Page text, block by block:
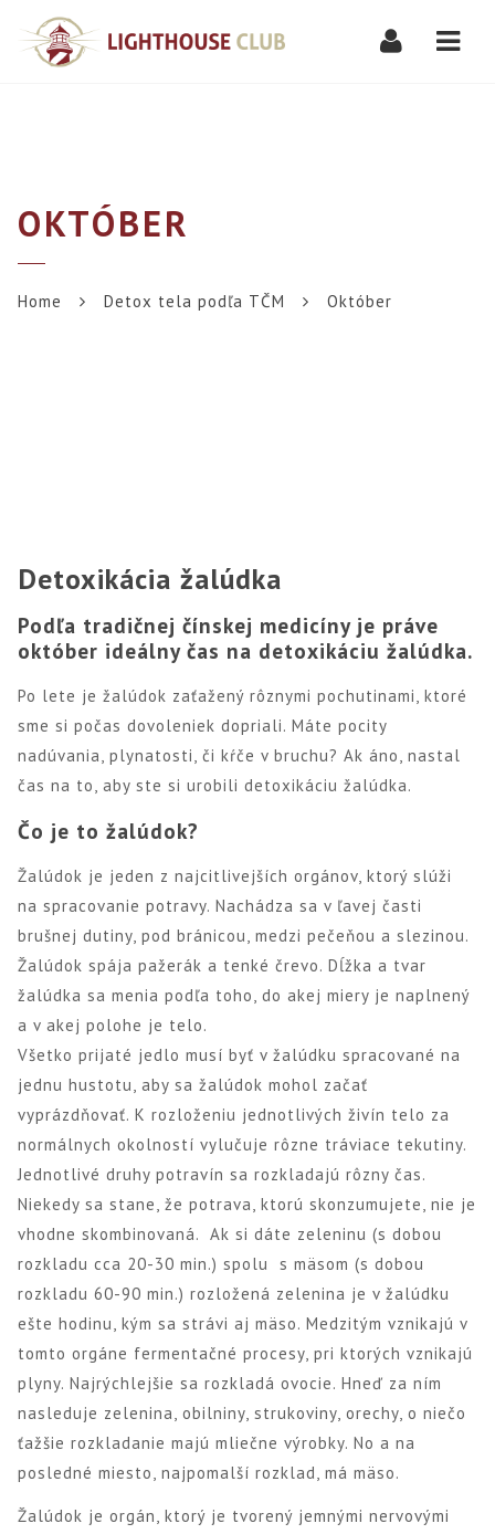
OKTÓBER
Home Detox tela podľa TČM Október
Detoxikácia žalúdka
Podľa tradičnej čínskej medicíny je práve
október ideálny čas na detoxikáciu žalúdka.
Po lete je žalúdok zaťažený rôznymi pochutinami, ktoré
sme si počas dovoleniek dopriali. Máte pocity
nadúvania, plynatosti, či kŕče v bruchu? Ak áno, nastal
čas na to, aby ste si urobili detoxikáciu žalúdka.
Čo je to žalúdok?
Žalúdok je jeden z najcitlivejších orgánov, ktorý slúži
na spracovanie potravy. Nachádza sa v ľavej časti
brušnej dutiny, pod bránicou, medzi pečeňou a slezinou.
Žalúdok spája pažerák a tenké črevo. Dĺžka a tvar
žalúdka sa menia podľa toho, do akej miery je naplnený
a v akej polohe je telo.
Všetko prijaté jedlo musí byť v žalúdku spracované na
jednu hustotu, aby sa žalúdok mohol začať
vyprázdňovať. K rozloženiu jednotlivých živín telo za
normálnych okolností vylučuje rôzne tráviace tekutiny.
Jednotlivé druhy potravín sa rozkladajú rôzny čas.
Niekedy sa stane, že potrava, ktorú skonzumujete, nie je
vhodne skombinovaná. Ak si dáte zeleninu (s dobou
rozkladu cca 20-30 min.) spolu s mäsom (s dobou
rozkladu 60-90 min.) rozložená zelenina je v žalúdku
ešte hodinu, kým sa strávi aj mäso. Medzitým vznikajú v
tomto orgáne fermentačné procesy, pri ktorých vznikajú
plyny. Najrýchlejšie sa rozkladá ovocie. Hneď za ním
nasleduje zelenina, obilniny, strukoviny, orechy, o niečo
ťažšie rozkladanie majú mliečne výrobky. No a na
posledné miesto, najpomalší rozklad, má mäso.
Žalúdok je orgán, ktorý je tvorený jemnými nervovými